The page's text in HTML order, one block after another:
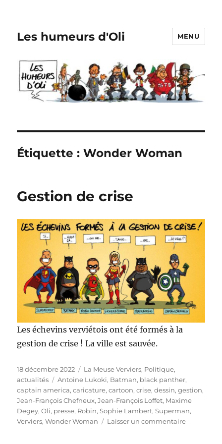
Les humeurs d'Oli MENU
Étiquette :Wonder Woman
Gestion de crise
Les échevins verviétois ont été formés à la
gestion de crise ! La ville est sauvée.
Publié
le
18 décembre 2022 Catégories
La Meuse Verviers, Politique,
actualités
Étiquettes
Antoine Lukoki, Batman, black panther,
captain america,caricature,cartoon,crise,dessin,gestion,
Jean-François Chefneux,Jean-François Loffet, Maxime
Degey,Oli, presse, Robin,Sophie Lambert,Superman,
Verviers,Wonder Woman Laisser un commentairesur